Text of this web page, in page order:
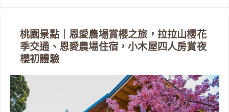
桃園景點｜恩愛農場賞櫻之旅，拉拉山櫻花
季交通、恩愛農場住宿，小木屋四人房賞夜
櫻初體驗